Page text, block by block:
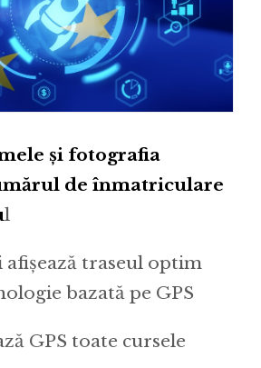
și fotografia
de înmatriculare
l
afișează traseul optim
bazată pe GPS
GPS toate cursele